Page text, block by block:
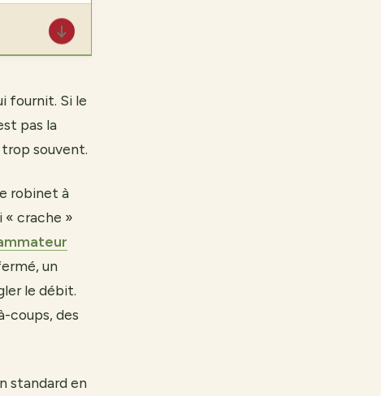
↓
fournit. Si le
pas la
trop souvent.
robinet à
crache »
un
le débit.
coups, des
standard en